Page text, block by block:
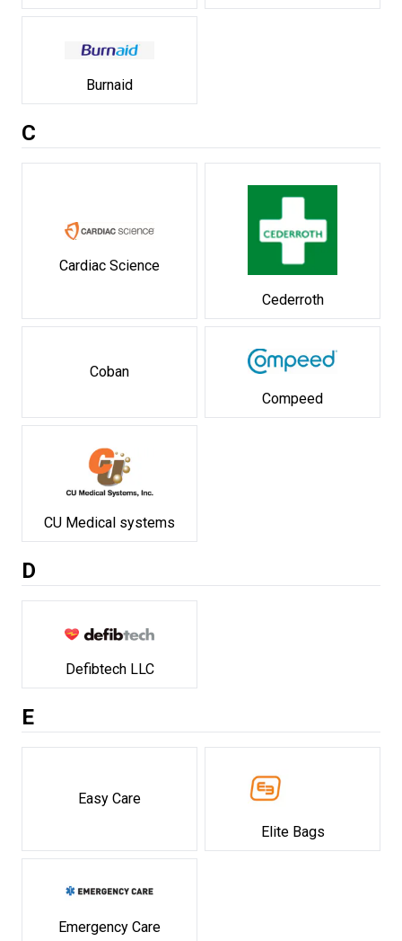
Burnaid
C
Cardiac Science
Cederroth
Coban
Compeed
CU Medical systems
D
Defibtech LLC
E
Easy Care
Elite Bags
Emergency Care